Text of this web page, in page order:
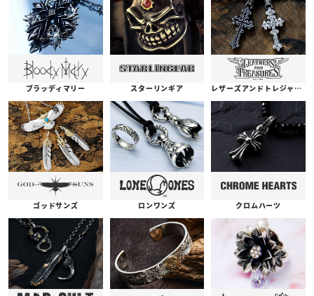
ブラッディマリー スターリンギア レザーズアンドトレジャーズ
ゴッドサンズ ロンワンズ クロムハーツ